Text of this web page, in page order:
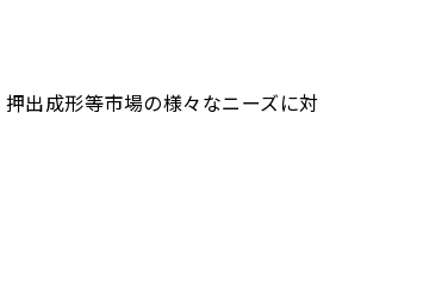
出成形等市場の様々なニーズに対